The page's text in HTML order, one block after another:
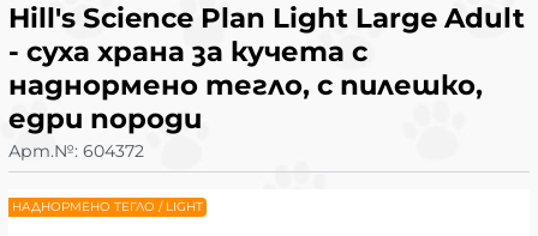
Hill's Science Plan Light Large Adult
- суха храна за кучета с
наднормено тегло, с пилешко,
едри породи
Арт.№: 604372
НАДНОРМЕНО ТЕГЛО / LIGHT